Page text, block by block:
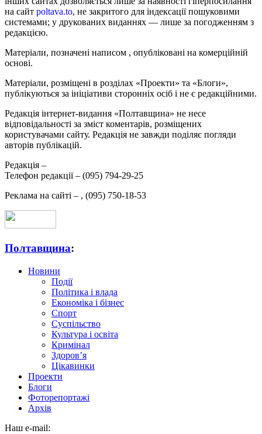
на сайт poltava.to, не закритого для індексації пошуковими
системами; у друкованих виданнях — лише за погодженням з
редакцією.
Матеріали, позначені написом , опубліковані на комерційній
основі.
Матеріали, розміщені в розділах «Проекти» та «Блоги»,
публікуються за ініціативи сторонніх осіб і не є редакційними.
Редакція інтернет-видання «Полтавщина» не несе
відповідальності за зміст коментарів, розміщених
користувачами сайту. Редакція не завжди поділяє погляди
авторів публікацій.
Редакція –
Телефон редакції – (095) 794-29-25
Реклама на сайті – , (095) 750-18-53
Полтавщина:
Новини
Події
Політика і влада
Економіка і бізнес
Спорт
Суспільство
Культура і освіта
Кримінал
Здоров’я
Цікавинки
Проекти
Блоги
Фоторепортажі
Архів
Наш e-mail: